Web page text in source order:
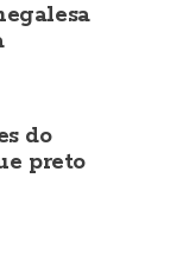
do
preto